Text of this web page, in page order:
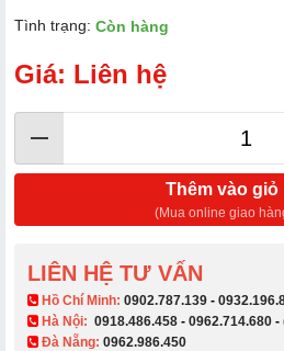
Tình trạng: Còn hàng
Giá: Liên hệ
Thêm vào giỏ
(Mua online giao
LIÊN HỆ TƯ VẤN
​ Hồ Chí Minh: 0902.787.139 -
Hà Nội: 0918.486.458 - 0962.714.680 -
Đà Nẵng: 0962.986.450